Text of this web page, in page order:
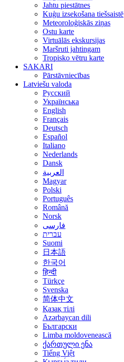
Jahtu piestātnes
Kuģu izsekošana tiešsaistē
Meteoroloģiskās ziņas
Ostu karte
Virtuālās ekskursijas
Maršruti jahtingam
Tropisko vētru karte
SAKARI
Pārstāvniecības
Latviešu valoda
Русский
Українська
English
Français
Deutsch
Español
Italiano
Nederlands
Dansk
العربية
Magyar
Polski
Português
Română
Norsk
فارسی
עברית
Suomi
日本語
한국어
हिन्दी
Türkçe
Svenska
简体中文
Қазақ тілі
Azərbaycan dili
Български
Limba moldovenească
ქართული ენა
Tiếng Việt